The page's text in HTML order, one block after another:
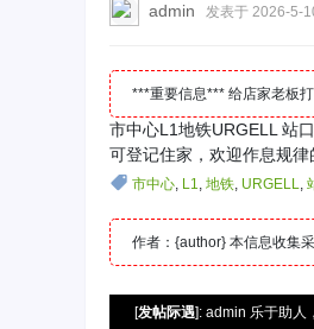
admin 发表于 2026-5-
***重要信息*** 给店家老板
市中心L1地铁URGELL 站
可登记住家，欢迎作息规
市中心, L1, 地铁, URGELL,
作者：{author} 本信息收集
[发帖际遇]: admin 乐于助人